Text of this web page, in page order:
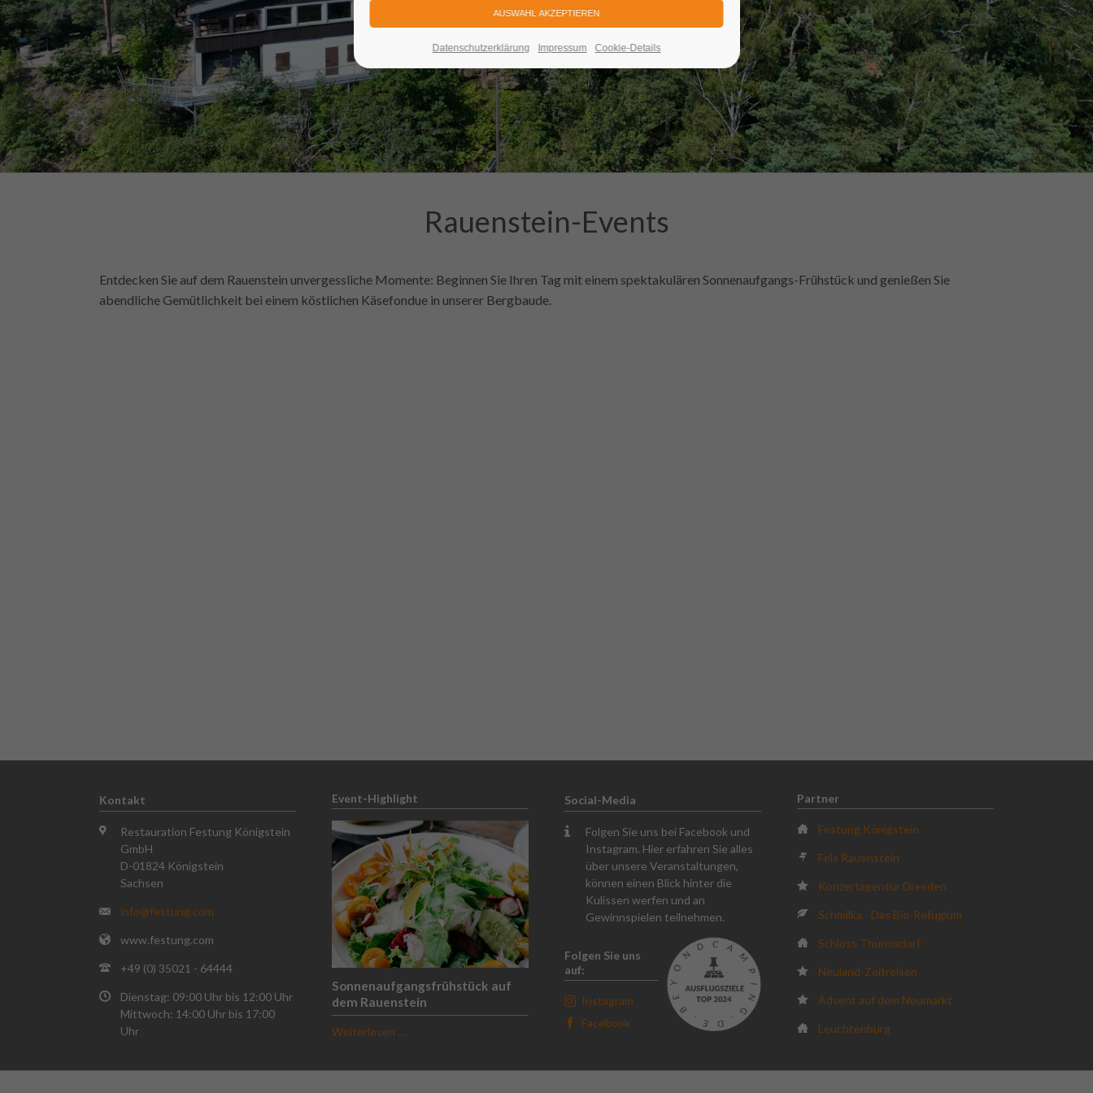
Datenschutzerklärung Impressum Cookie-Details
Rauenstein-Events
Entdecken Sie auf dem Rauenstein unvergessliche Momente: Beginnen Sie Ihren Tag mit einem spektakulären Sonnenaufgangs-Frühstück und genießen Sie
abendliche Gemütlichkeit bei einem köstlichen Käsefondue in unserer Bergbaude.
Kontakt
Restauration Festung Königstein
GmbH
D-01824 Königstein
Sachsen
info@festung.com
www.festung.com
+49 (0) 35021 - 64444
Dienstag: 09:00 Uhr bis 12:00 Uhr
Mittwoch: 14:00 Uhr bis 17:00
Uhr
Event-Highlight
Sonnenaufgangsfrühstück auf
dem Rauenstein
Weiterlesen …
Social-Media
Folgen Sie uns bei Facebook und
Instagram. Hier erfahren Sie alles
über unsere Veranstaltungen,
können einen Blick hinter die
Kulissen werfen und an
Gewinnspielen teilnehmen.
Folgen Sie uns
auf:
Instagram
Facebook
Partner
Festung Königstein
Fels Rauenstein
Konzertagentur Dresden
Schmilka - Das Bio-Refugium
Schloss Thürmsdorf
Neuland-Zeitreisen
Advent auf dem Neumarkt
Leuchtenburg